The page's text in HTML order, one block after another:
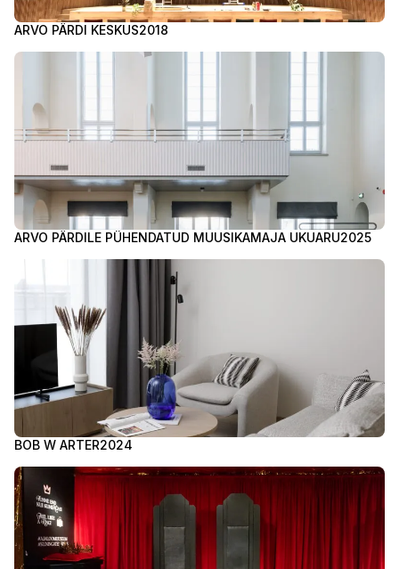
ARVO PÄRDI KESKUS2018
ARVO PÄRDILE PÜHENDATUD MUUSIKAMAJA UKUARU2025
BOB W ARTER2024